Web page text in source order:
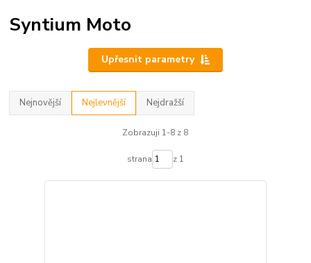
Syntium Moto
Upřesnit parametry
Nejnovější Nejlevnější Nejdražší
Zobrazuji 1-8 z 8
strana z 1